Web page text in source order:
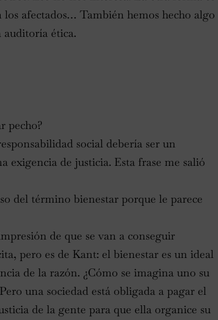
afectados… También hemos hecho algo
auditoría ética.
pecho?
social debería ser un
exigencia de justicia. Esta frase me salió
del término bienestar porque le parece
de que se van a conseguir
pero es de Kant: el bienestar es un ideal
de la razón. ¿Cómo se imagina uno su
una sociedad está obligada a pagar el
de la gente para que ella organice su